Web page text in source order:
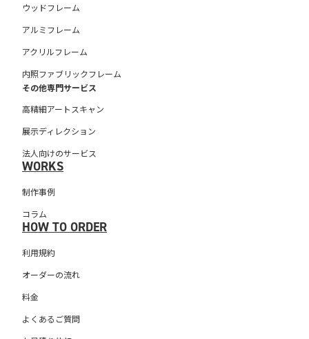
ウッドフレーム
アルミフレーム
アクリルフレーム
内照ファブリックフレーム
その他専門サービス
高精細アートスキャン
展示ディレクション
法人向けのサービス
WORKS
制作事例
コラム
HOW TO ORDER
利用規約
オーダーの流れ
料金
よくあるご質問